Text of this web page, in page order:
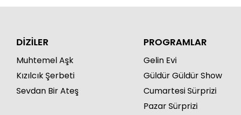
DİZİLER
Muhtemel Aşk
Kızılcık Şerbeti
Sevdan Bir Ateş
PROGRAMLAR
Gelin Evi
Güldür Güldür Show
Cumartesi Sürprizi
Pazar Sürprizi